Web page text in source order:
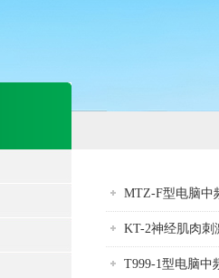
MTZ-F型电脑中
KT-2神经肌肉刺
T999-1型电脑中